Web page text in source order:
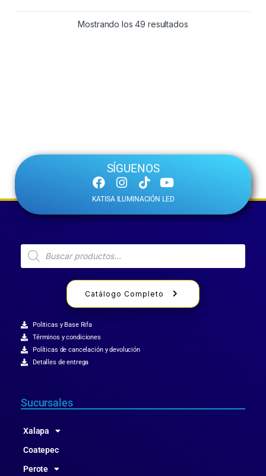
Mostrando los 49 resultados
SÍGUENOS
KATISA ILUMINACIÓN LED
Catálogo Completo
Politicas y Base Rifa
Términos y condiciones
Políticas de cancelación y devolución
Detalles de entrega
Sucursales
Xalapa
Coatepec
Perote